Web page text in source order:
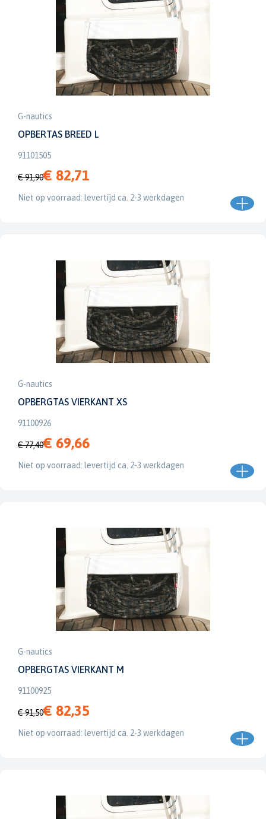
G-nautics
OPBERTAS BREED L
91101505
€ 91,90€ 82,71
Niet op voorraad: levertijd ca. 2-3 werkdagen
G-nautics
OPBERGTAS VIERKANT XS
91100926
€ 77,40€ 69,66
Niet op voorraad: levertijd ca. 2-3 werkdagen
G-nautics
OPBERGTAS VIERKANT M
91100925
€ 91,50€ 82,35
Niet op voorraad: levertijd ca. 2-3 werkdagen